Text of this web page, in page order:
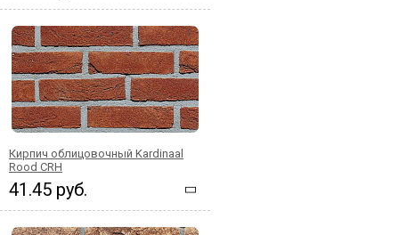
Кирпич облицовочный Kardinaal
Rood CRH
41.45 руб.